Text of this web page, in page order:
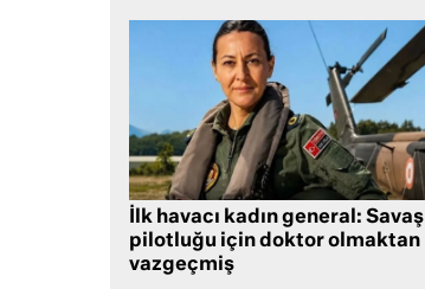
İlk havacı kadın general: Savaş
pilotluğu için doktor olmaktan
vazgeçmiş